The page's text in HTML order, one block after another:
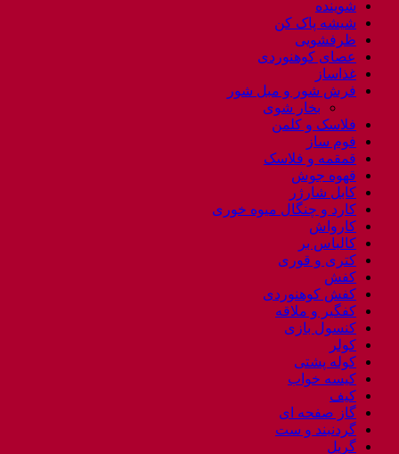
شوینده
شیشه پاک کن
ظرفشویی
عصای کوهنوردی
غذاساز
فرش شور و مبل شور
بخار شوی
فلاسک و کلمن
فوم ساز
قمقمه و فلاسک
قهوه جوش
کابل شارژر
کارد و چنگال میوه خوری
کارواش
کالباس بر
کتری و قوری
کفش
کفش کوهنوردی
کفگیر و ملاقه
کنسول بازی
کولر
کوله پشتی
کیسه خواب
کیف
گاز صفحه ای
گردنبند و ست
گریل